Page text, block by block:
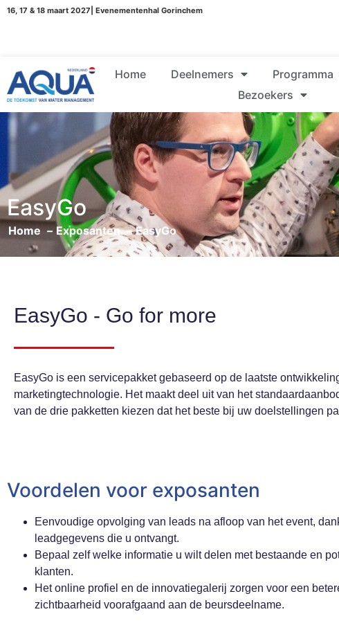
16, 17 & 18 maart 2027| Evenementenhal Gorinchem
Home Deelnemers Programma
Bezoekers
EasyGo
Home Exposanten EasyGo
EasyGo - Go for more
EasyGo is een servicepakket gebaseerd op de laatste
marketingtechnologie. Het maakt deel uit van het
van de drie pakketten kiezen dat het beste bij uw doelstellingen
Voordelen voor exposanten
Eenvoudige opvolging van leads na afloop van het event,
leadgegevens die u ontvangt.
Bepaal zelf welke informatie u wilt delen met bestaande en
klanten.
Het online profiel en de innovatiegalerij zorgen voor een
zichtbaarheid voorafgaand aan de beursdeelname.